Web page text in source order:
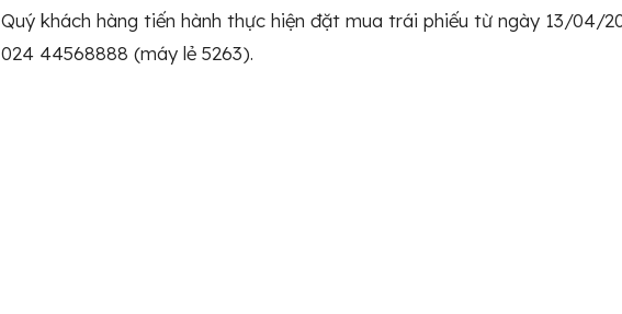
Quý khách hàng tiến hành thực hiện đặt mua trái phiếu từ ngày 13/04/
024 44568888 (máy lẻ 5263).